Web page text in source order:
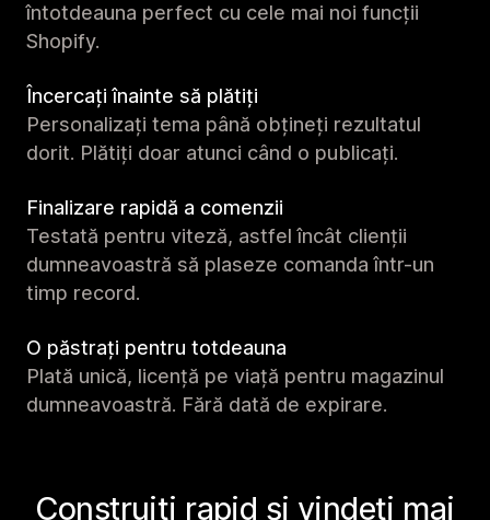
întotdeauna perfect cu cele mai noi funcții
Shopify.
Încercați înainte să plătiți
Personalizați tema până obțineți rezultatul
dorit. Plătiți doar atunci când o publicați.
Finalizare rapidă a comenzii
Testată pentru viteză, astfel încât clienții
dumneavoastră să plaseze comanda într-un
timp record.
O păstrați pentru totdeauna
Plată unică, licență pe viață pentru magazinul
dumneavoastră. Fără dată de expirare.
Construiți rapid și vindeți mai